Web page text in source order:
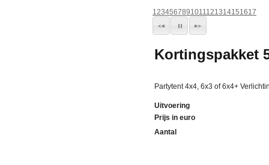
1234567891011121314151617
Kortingspakket
Partytent 4x4, 6x3 of 6x4+
Uitvoering
Prijs in euro
Aantal